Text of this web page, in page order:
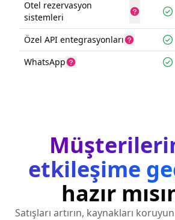
Otel rezervasyon
sistemleri
Özel API entegrasyonları
WhatsApp
etkileşime
hazır
Satışları artırın, kaynakları